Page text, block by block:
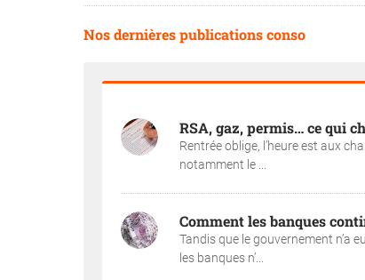
Nos dernières publications conso
RSA, gaz, permis… ce qui
Rentrée oblige, l’heure est aux
notamment le ...
Comment les banques
Tandis que le gouvernement n’a
les banques n’...